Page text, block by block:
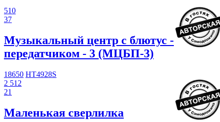
510
37
Музыкальный центр с блютус -
передатчиком - 3 (МЦБП-3)
18650 HT4928S
2 512
21
Маленькая сверлилка